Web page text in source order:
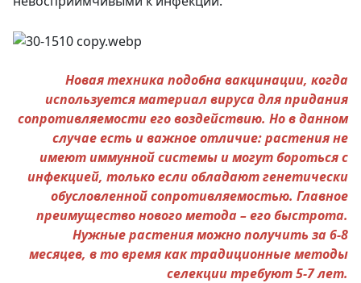
Новая техника подобна вакцинации, когда
используется материал вируса для придания
сопротивляемости его воздействию. Но в данном
случае есть и важное отличие: растения не
имеют иммунной системы и могут бороться с
инфекцией, только если обладают генетически
обусловленной сопротивляемостью. Главное
преимущество нового метода – его быстрота.
Нужные растения можно получить за 6-8
месяцев, в то время как традиционные методы
селекции требуют 5-7 лет.